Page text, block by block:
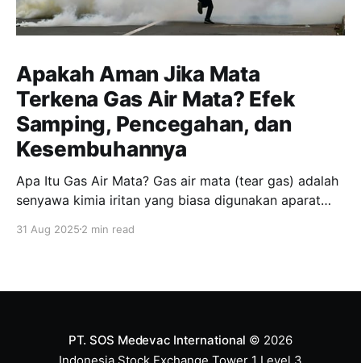
Apakah Aman Jika Mata
Terkena Gas Air Mata? Efek
Samping, Pencegahan, dan
Kesembuhannya
Apa Itu Gas Air Mata? Gas air mata (tear gas) adalah
senyawa kimia iritan yang biasa digunakan aparat
paling umum adalah CS (chlorobenzylidene
yang tersebar di udara, dan dapat memicu iritasi
31 Aug 2025 2 min read
PT. SOS Medevac International © 2026